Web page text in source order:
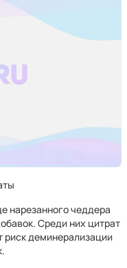
нарезанного чеддера
Среди них цитрат
деминерализации